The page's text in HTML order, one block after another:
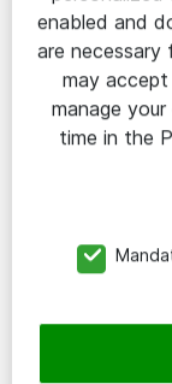
Att ha en
ständig
att
dagens
till de
välplanerad
säkerställa
enabled and
are
may
manage
time in the